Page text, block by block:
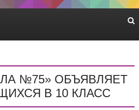
№75» ОБЪЯВЛЯЕТ
В 10 КЛАСС